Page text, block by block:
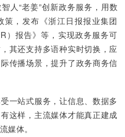
人“老姜”创新政务服务，用数
策，发布《浙江日报报业集团
）报告》等，实现政务服务可
其还支持多语种实时切换，应
传播场景，提升了政务商务信
一站式服务，让信息、数据多
这样，主流媒体才能真正建成
媒体。